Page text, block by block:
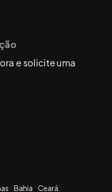
e solicite uma
Bahia
Ceará